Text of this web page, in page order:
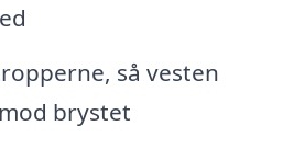
så vesten
brystet